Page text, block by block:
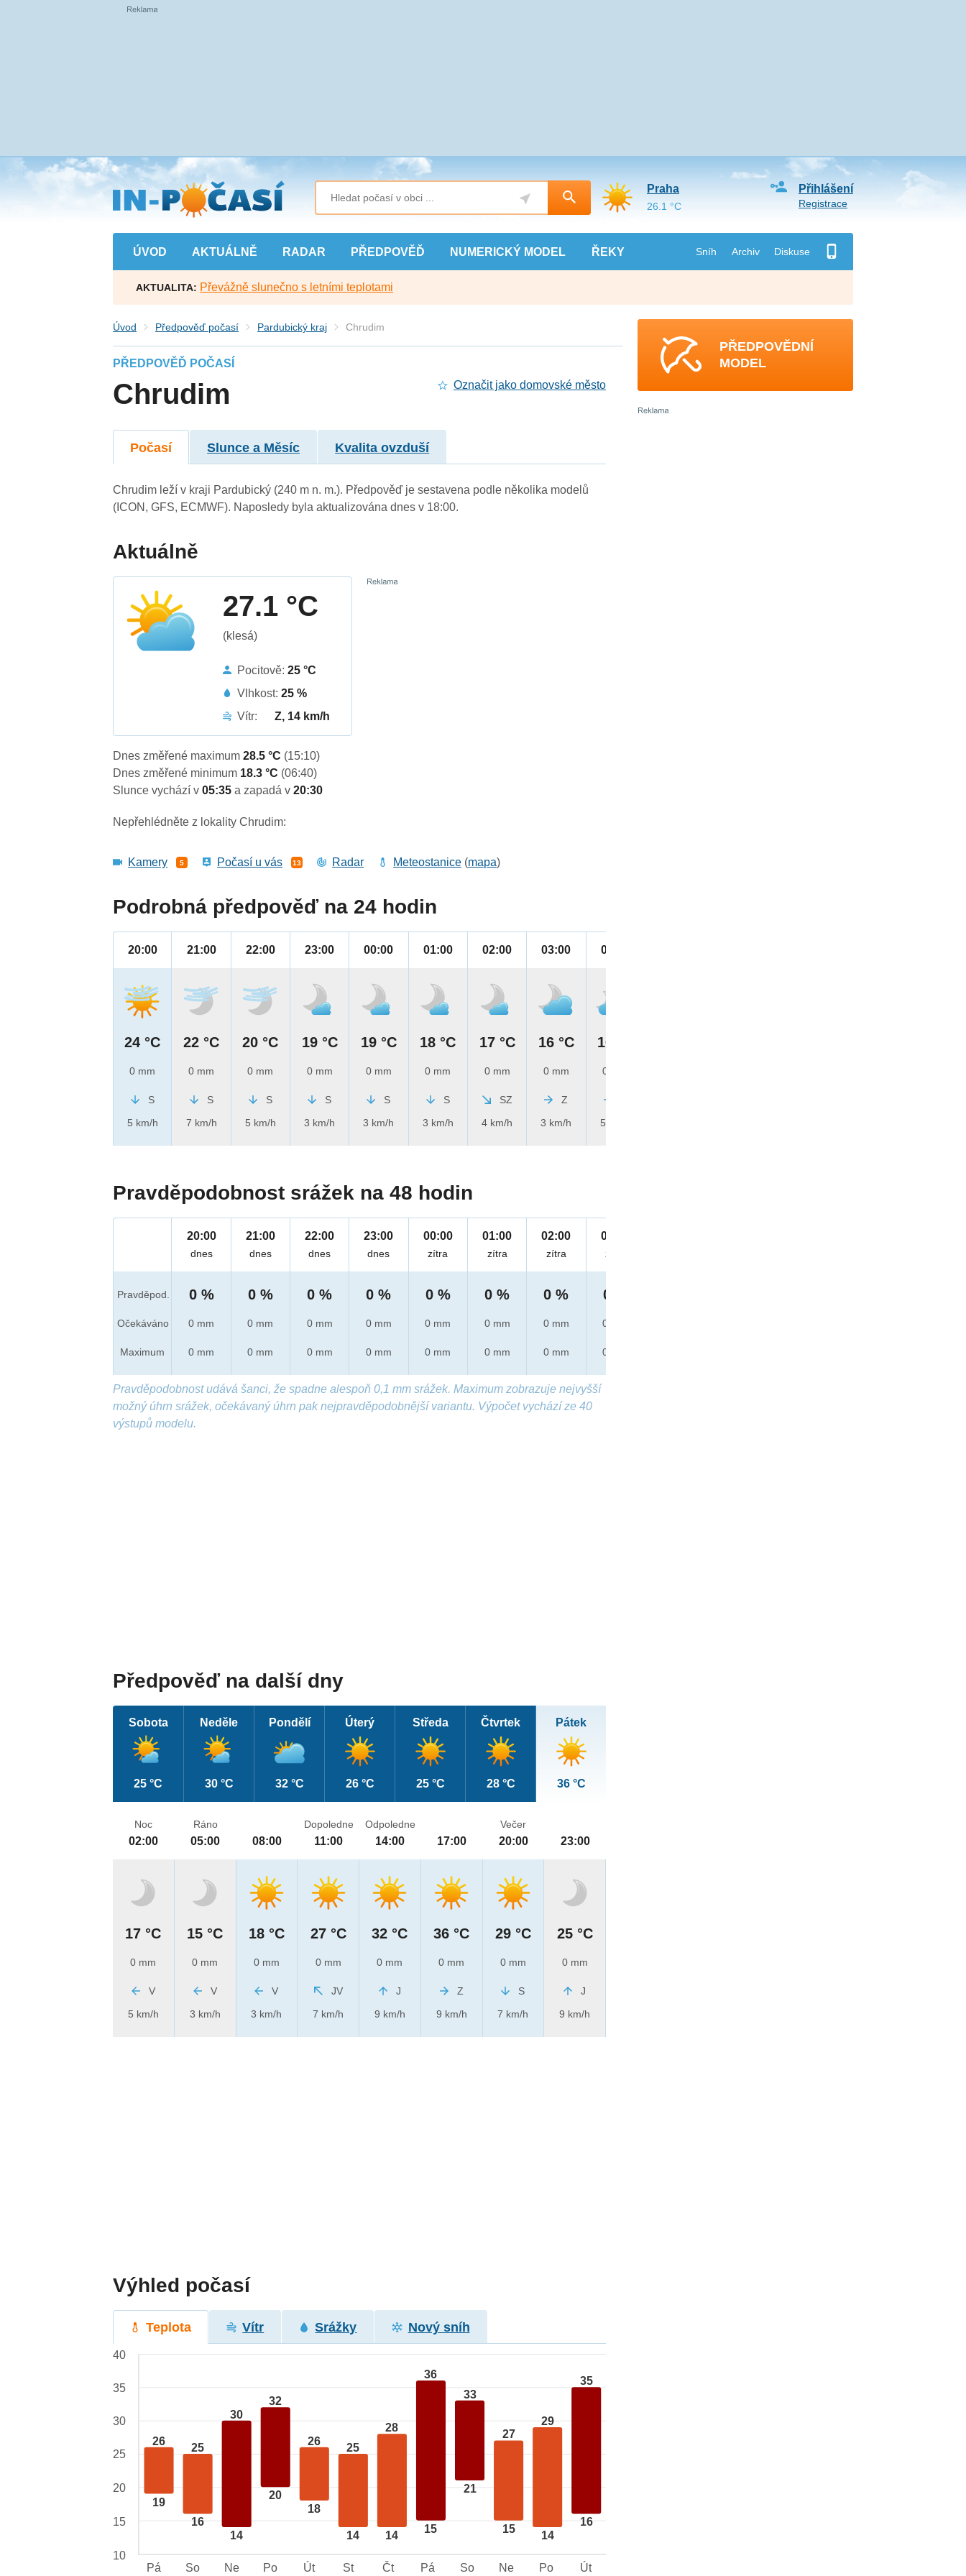
Přejít
na
hlavní
obsah
ÚVOD AKTUÁLNĚ RADAR PŘEDPOVĚĎ NUMERICKÝ MODEL ŘEKY Sníh Archiv Diskuse
Přihlášení
Registrace
Praha
26.1 °C
AKTUALITA: Převážně slunečno s letními teplotami
Úvod Předpověď počasí Pardubický kraj Chrudim
PŘEDPOVĚĎ POČASÍ
Chrudim Označit jako domovské město
Počasí Slunce a Měsíc Kvalita ovzduší
Chrudim leží v kraji Pardubický (240 m n. m.). Předpověď je sestavena podle několika modelů
(ICON, GFS, ECMWF). Naposledy byla aktualizována dnes v 18:00.
Aktuálně
27.1 °C
(klesá)
Pocitově:25 °C
Vlhkost:25 %
Vítr:
Z, 14 km/h
Dnes změřené maximum28.5 °C (15:10)
Dnes změřené minimum 18.3 °C (06:40)
Slunce vychází v05:35a zapadá v20:30
Nepřehlédněte z lokality Chrudim:
Kamery 5 Počasí u vás 13 Radar Meteostanice (mapa)
Podrobná předpověď na 24 hodin
20:00
24 °C
0 mm
S
5 km/h
21:00
22 °C
0 mm
S
7 km/h
22:00
20 °C
0 mm
S
5 km/h
23:00
19 °C
0 mm
S
3 km/h
00:00
19 °C
0 mm
S
3 km/h
01:00
18 °C
0 mm
S
3 km/h
02:00
17 °C
0 mm
SZ
4 km/h
03:00
16 °C
0 mm
Z
3 km/h
04:00
16 °C
0 mm
5 km/h
Pravděpodobnost srážek na 48 hodin
Pravděpod.
Očekáváno
Maximum
20:00
dnes
0 %
0 mm
0 mm
21:00
dnes
0 %
0 mm
0 mm
22:00
dnes
0 %
0 mm
0 mm
23:00
dnes
0 %
0 mm
0 mm
00:00
zítra
0 %
0 mm
0 mm
01:00
zítra
0 %
0 mm
0 mm
02:00
zítra
0 %
0 mm
0 mm
03:00
zítra
0 %
0 mm
0 mm
Pravděpodobnost udává šanci, že spadne alespoň 0,1 mm srážek. Maximum zobrazuje nejvyšší
možný úhrn srážek, očekávaný úhrn pak nejpravděpodobnější variantu. Výpočet vychází ze 40
výstupů modelu.
Předpověď na další dny
Sobota
25 °C
Neděle
30 °C
Pondělí
32 °C
Úterý
26 °C
Středa
25 °C
Čtvrtek
28 °C
Pátek
36 °C
Noc
02:00
17 °C
0 mm
V
5 km/h
Ráno
05:00
15 °C
0 mm
V
3 km/h
08:00
18 °C
0 mm
V
3 km/h
Dopoledne
11:00
27 °C
0 mm
JV
7 km/h
Odpoledne
14:00
32 °C
0 mm
J
9 km/h
17:00
36 °C
0 mm
Z
9 km/h
Večer
20:00
29 °C
0 mm
S
7 km/h
23:00
25 °C
0 mm
J
9 km/h
Výhled počasí
Teplota Vítr Srážky Nový sníh
26
19
25
16
30
14
32
20
26
18
25
14
28
14
36
15
33
21
27
15
29
14
35
16
40
35
30
25
20
15
10
Pá
So Ne Po Út St Čt Pá So Ne Po Út
PŘEDPOVĚDNÍ
MODEL